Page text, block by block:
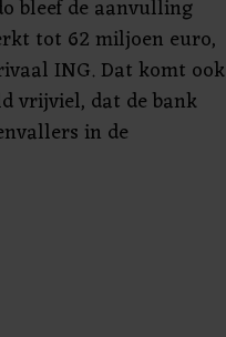
bleef de aanvulling
tot 62 miljoen euro,
ING. Dat komt ook
vrijviel, dat de bank
in de